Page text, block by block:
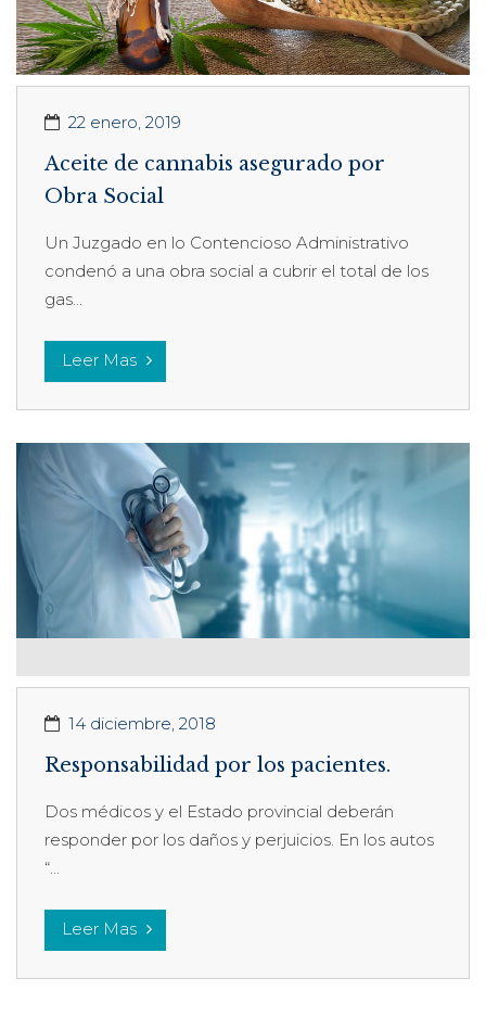
22 enero, 2019
Aceite de cannabis asegurado por
Obra Social
Un Juzgado en lo Contencioso Administrativo
condenó a una obra social a cubrir el total de los
gas...
Leer Mas
14 diciembre, 2018
Responsabilidad por los pacientes.
Dos médicos y el Estado provincial deberán
responder por los daños y perjuicios. En los autos
“...
Leer Mas